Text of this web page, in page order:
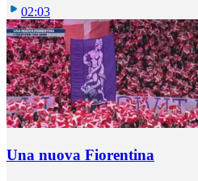
02:03
Una nuova Fiorentina